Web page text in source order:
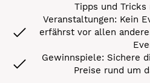
Tipps und Tricks
Veranstaltungen: Kein
erfährst vor allen
Gewinnspiele: Sichere
Preise rund um